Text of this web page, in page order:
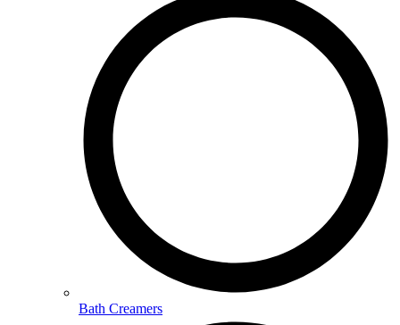
Bath Creamers